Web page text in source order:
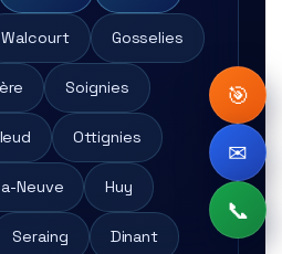
Walcourt Gosselies
Soignies
Ottignies
Neuve Huy
Seraing Dinant
🎯
✉
📞